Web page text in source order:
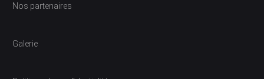
Nos partenaires
Galerie